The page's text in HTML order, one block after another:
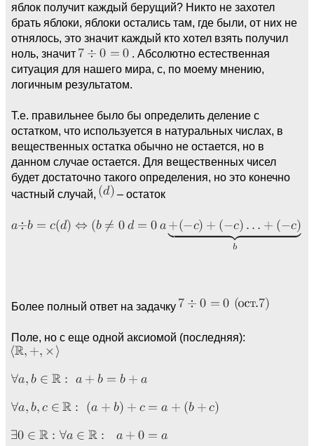
яблок получит каждый берущий? Никто не захотел
брать яблоки, яблоки остались там, где были, от них не
отнялось, это значит каждый кто хотел взять получил
ноль, значит
. Абсолютно естественная
ситуация для нашего мира, с, по моему мнению,
логичным результатом.
Т.е. правильнее было бы определить деление с
остатком, что используется в натуральных числах, в
вещественных остатка обычно не остается, но в
данном случае остается. Для вещественных чисел
будет достаточно такого определения, но это конечно
частный случай,
– остаток
Более полный ответ на задачку
Поле, но с еще одной аксиомой (последняя):